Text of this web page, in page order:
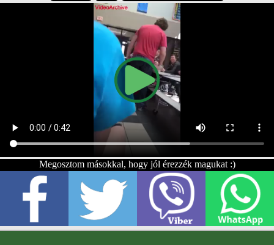
Megosztom másokkal, hogy jól érezzék magukat :)